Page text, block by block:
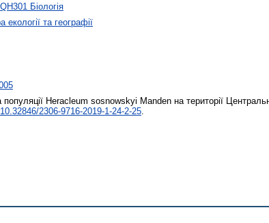
QH301 Біологія
екології та географії
Heracleum sosnowskyi Manden на території
10.32846/2306-9716-2019-1-24-2-25